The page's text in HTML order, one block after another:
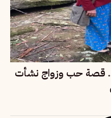
قصة حب وزواج نشأت